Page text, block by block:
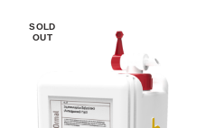
SOLD
OUT